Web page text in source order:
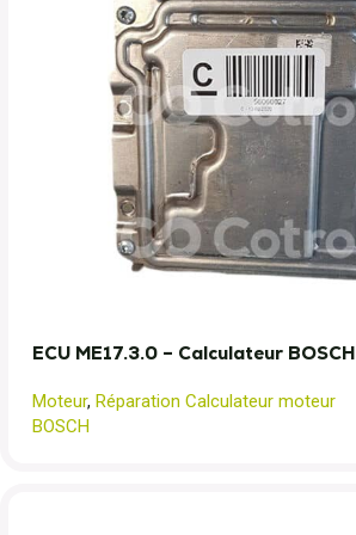
ECU ME17.3.0 – Calculateur BOSCH
Moteur, Réparation Calculateur moteur
BOSCH